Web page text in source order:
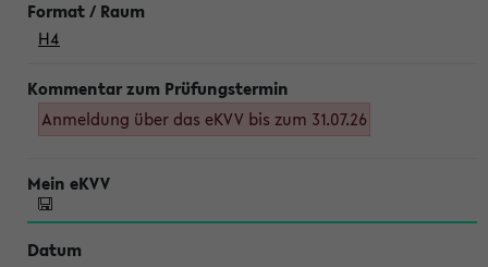
H4
Anmeldung über das eKVV bis zum 31.07.26